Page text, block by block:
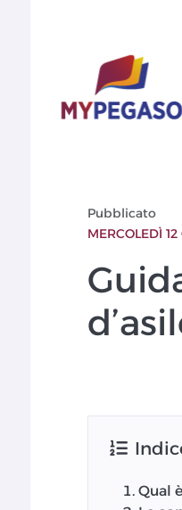
Pubblicato
MERCOLEDÌ
Qual